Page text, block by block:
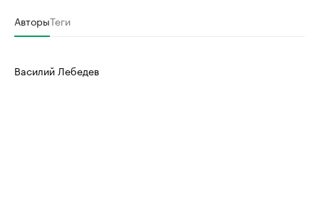
АвторыТеги
Василий Лебедев